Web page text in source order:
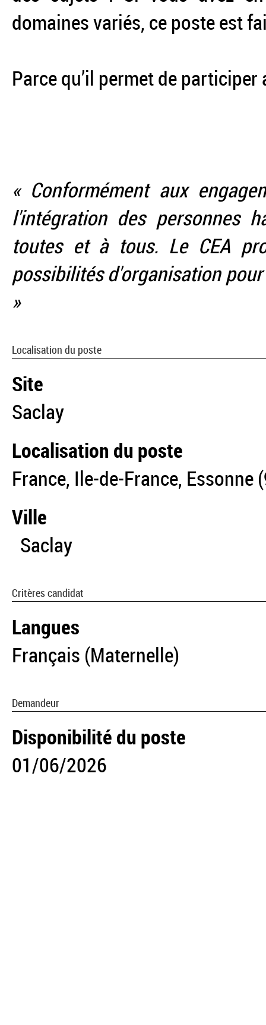
domaines variés, ce poste est
Parce qu’il permet de
« Conformément aux
l'intégration des personnes
toutes et à tous. Le CEA
possibilités d'organisation
»
Localisation du poste
Site
Saclay
Localisation du poste
France, Ile-de-France, Essonne
Ville
Saclay
Critères candidat
Langues
Français (Maternelle)
Demandeur
Disponibilité du poste
01/06/2026